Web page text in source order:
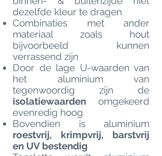
dezelfde kleur te dragen
Combinaties met ander
materiaal zoals hout
bijvoorbeeld kunnen
verrassend zijn
Door de lage U-waarden van
het aluminium van
tegenwoordig zijn de
isolatiewaarden omgekeerd
evenredig hoog
Bovendien is aluminium
roestvrij, krimpvrij, barstvrij
en UV bestendig